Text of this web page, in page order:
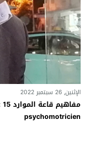
الإثنين, 26 سبتمبر 2022
psychomotricien